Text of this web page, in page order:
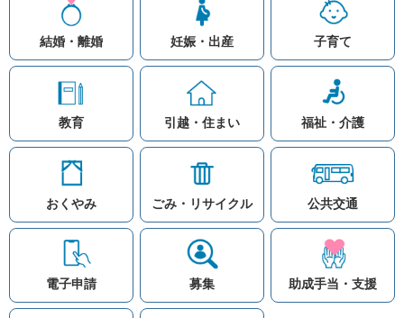
知りたい情報を検索
結婚・離婚 妊娠・出産 子育て
教育 引越・住まい 福祉・介護
おくやみ ごみ・リサイクル 公共交通
電子申請 募集 助成手当・支援
お問い合わせ
リンク集
このホームページ
著作権と免責事項につ
プライバシーポリシー